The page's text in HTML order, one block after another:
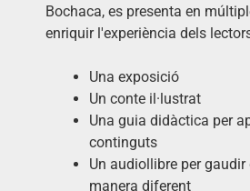
Bochaca, es presenta en
enriquir l'experiència dels
Una exposició
Un conte il·lustrat
Una guia didàctica per
continguts
Un audiollibre per
manera diferent